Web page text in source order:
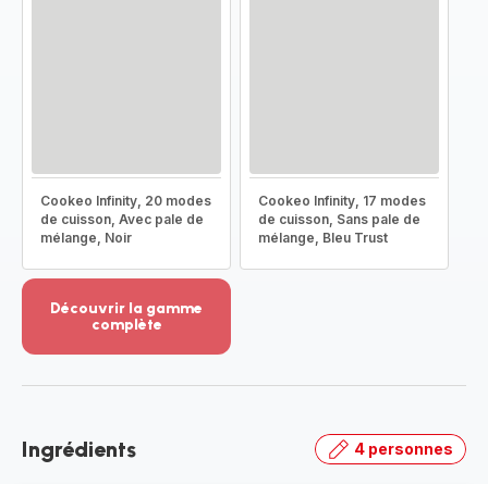
Cookeo Infinity, 20 modes
de cuisson, Avec pale de
mélange, Noir
Cookeo Infinity, 17 modes
de cuisson, Sans pale de
mélange, Bleu Trust
Découvrir la gamme
complète
-
gamme
Ingrédients 4 personnes